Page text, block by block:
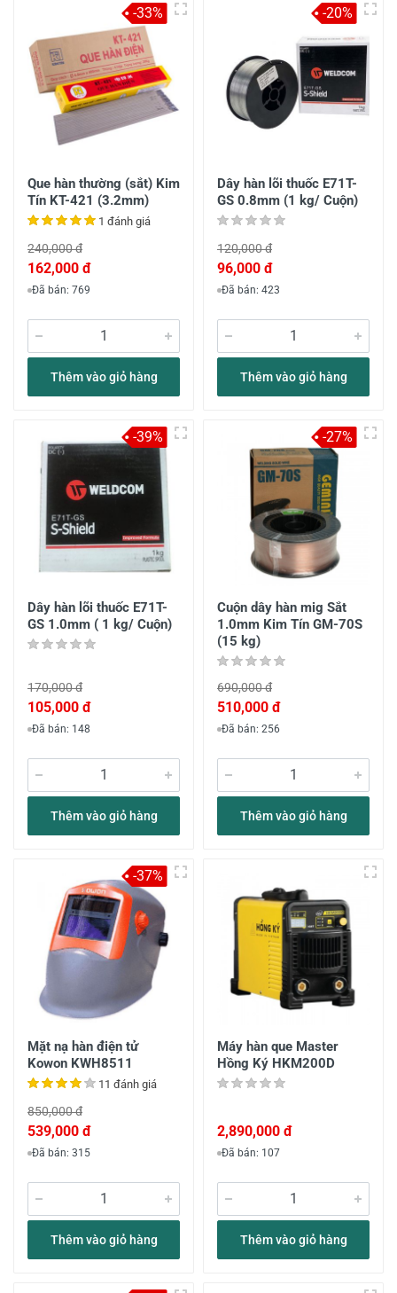
Que hàn thường (sắt) Kim
Tín KT-421 (3.2mm)
1 đánh giá
240,000 đ
162,000 đ
Đã bán: 769
Thêm vào giỏ hàng
-33%
Dây hàn lõi thuốc E71T-
GS 0.8mm (1 kg/ Cuộn)
120,000 đ
96,000 đ
Đã bán: 423
Thêm vào giỏ hàng
-20%
Dây hàn lõi thuốc E71T-
GS 1.0mm ( 1 kg/ Cuộn)
170,000 đ
105,000 đ
Đã bán: 148
Thêm vào giỏ hàng
-39%
Cuộn dây hàn mig Sắt
1.0mm Kim Tín GM-70S
(15 kg)
690,000 đ
510,000 đ
Đã bán: 256
Thêm vào giỏ hàng
-27%
Mặt nạ hàn điện tử
Kowon KWH8511
11 đánh giá
850,000 đ
539,000 đ
Đã bán: 315
Thêm vào giỏ hàng
-37%
Máy hàn que Master
Hồng Ký HKM200D
2,890,000 đ
Đã bán: 107
Thêm vào giỏ hàng